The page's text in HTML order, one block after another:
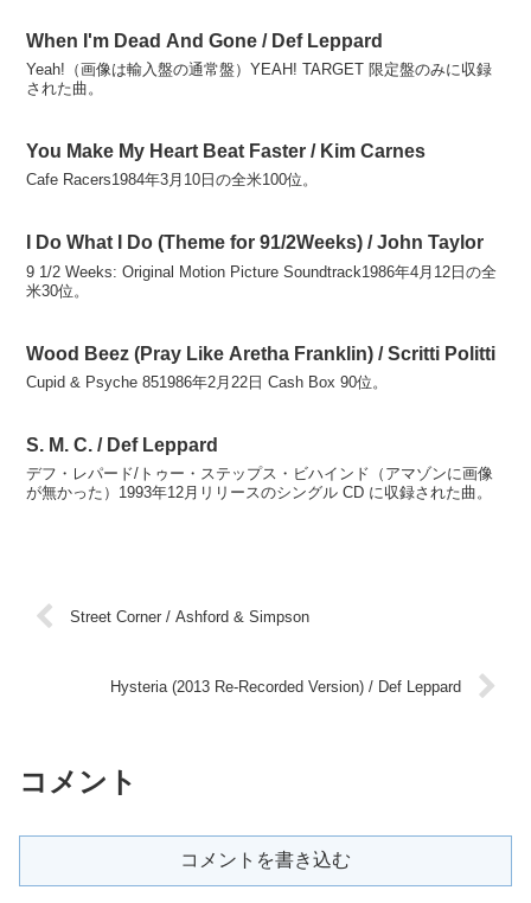
When I'm Dead And Gone / Def Leppard
Yeah!（画像は輸入盤の通常盤）YEAH! TARGET 限定盤のみに収録
された曲。
You Make My Heart Beat Faster / Kim Carnes
Cafe Racers1984年3月10日の全米100位。
I Do What I Do (Theme for 91/2Weeks) / John Taylor
9 1/2 Weeks: Original Motion Picture Soundtrack1986年4月12日の全
米30位。
Wood Beez (Pray Like Aretha Franklin) / Scritti Politti
Cupid & Psyche 851986年2月22日 Cash Box 90位。
S. M. C. / Def Leppard
デフ・レパード/トゥー・ステップス・ビハインド（アマゾンに画像
が無かった）1993年12月リリースのシングル CD に収録された曲。
Street Corner / Ashford & Simpson
Hysteria (2013 Re-Recorded Version) / Def Leppard
コメント
コメントを書き込む